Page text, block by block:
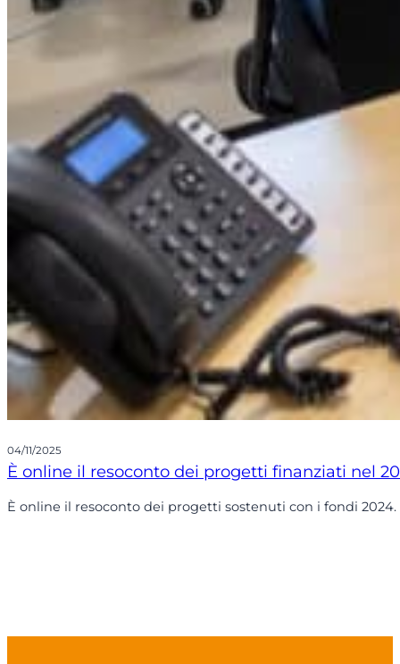
04/11/2025
È online il resoconto dei progetti finanziati nel
È online il resoconto dei progetti sostenuti con i fondi